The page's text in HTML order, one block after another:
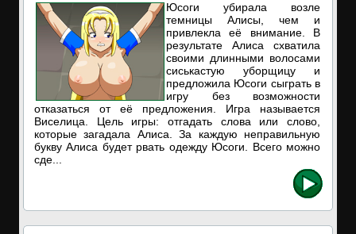
Юсоги убирала возле
темницы Алисы, чем и
привлекла её внимание. В
результате Алиса схватила
своими длинными волосами
сиськастую уборщицу и
предложила Юсоги сыграть в
игру без возможности
отказаться от её предложения. Игра называется
Виселица. Цель игры: отгадать слова или слово,
которые загадала Алиса. За каждую неправильную
букву Алиса будет рвать одежду Юсоги. Всего можно
сде...